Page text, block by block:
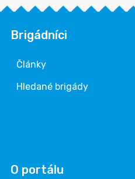
Brigádníci
Články
Hledané brigády
O portálu